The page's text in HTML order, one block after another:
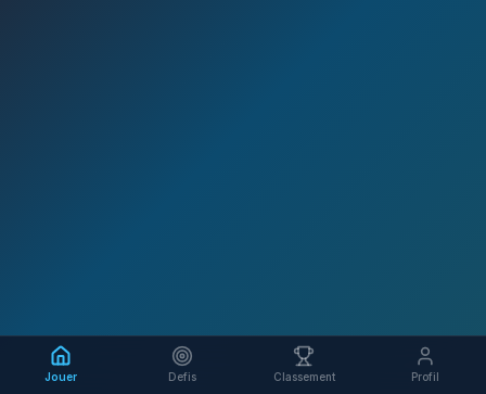
Jouer Defis Classement Profil